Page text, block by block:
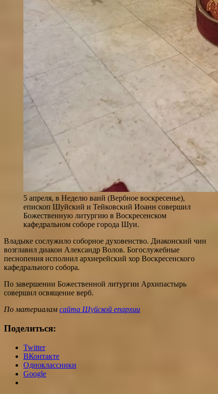
5 апреля, в Неделю ваий (Вербное воскресенье),
епископ Шуйский и Тейковский Иоанн совершил
Божественную литургию в Воскресенском
кафедральном соборе города Шуи.
Владыке сослужило соборное духовенство. Диаконский чин
возглавил диакон Александр Волов. Богослужебные
песнопения исполнил архиерейский хор Воскресенского
кафедрального собора.
По завершении Божественной литургии Архипастырь
совершил освящение верб.
По материалам сайта Шуйской епархии
Поделиться:
Twitter
ВКонтакте
Одноклассники
Google